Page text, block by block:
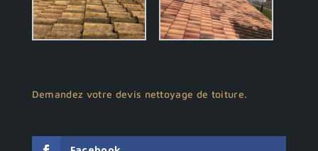
Demandez votre devis nettoyage de toiture.